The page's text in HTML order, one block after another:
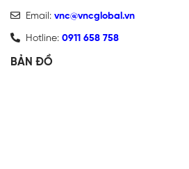
Email: vnc@vncglobal.vn
Hotline: 0911 658 758
BẢN ĐỒ